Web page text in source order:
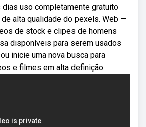
uso completamente gratuito
alta qualidade do pexels. Web —
de stock e clipes de homens
disponíveis para serem usados
inicie uma nova busca para
e filmes em alta definição.